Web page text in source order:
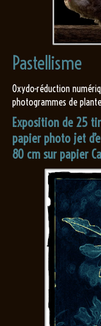
Pastellisme
Oxydo-réduction
photogrammes de
Exposition de 25
papier photo jet
80 cm sur papier